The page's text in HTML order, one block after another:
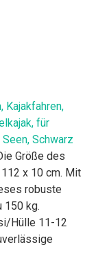
Kajakfahren,
für
Schwarz
Größe des
x 10 cm. Mit
robuste
150 kg.
Hülle 11-12